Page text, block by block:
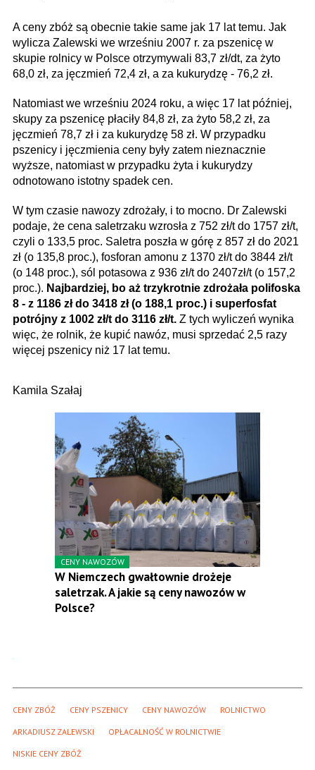
A ceny zbóż są obecnie takie same jak 17 lat temu. Jak
wylicza Zalewski we wrześniu 2007 r. za pszenicę w
skupie rolnicy w Polsce otrzymywali 83,7 zł/dt, za żyto
68,0 zł, za jęczmień 72,4 zł, a za kukurydzę - 76,2 zł.
Natomiast we wrześniu 2024 roku, a więc 17 lat później,
skupy za pszenicę płaciły 84,8 zł, za żyto 58,2 zł, za
jęczmień 78,7 zł i za kukurydzę 58 zł. W przypadku
pszenicy i jęczmienia ceny były zatem nieznacznie
wyższe, natomiast w przypadku żyta i kukurydzy
odnotowano istotny spadek cen.
W tym czasie nawozy zdrożały, i to mocno. Dr Zalewski
podaje, że cena saletrzaku wzrosła z 752 zł/t do 1757 zł/t,
czyli o 133,5 proc. Saletra poszła w górę z 857 zł do 2021
zł (o 135,8 proc.), fosforan amonu z 1370 zł/t do 3844 zł/t
(o 148 proc.), sól potasowa z 936 zł/t do 2407zł/t (o 157,2
proc.). Najbardziej, bo aż trzykrotnie zdrożała polifoska
8 - z 1186 zł do 3418 zł (o 188,1 proc.) i superfosfat
potrójny z 1002 zł/t do 3116 zł/t. Z tych wyliczeń wynika
więc, że rolnik, że kupić nawóz, musi sprzedać 2,5 razy
więcej pszenicy niż 17 lat temu.
Kamila Szałaj
CENY NAWOZÓW
W Niemczech gwałtownie drożeje
saletrzak. A jakie są ceny nawozów w
Polsce?
CENY ZBÓŻ CENY PSZENICY CENY NAWOZÓW ROLNICTWO
ARKADIUSZ ZALEWSKI OPŁACALNOŚĆ W ROLNICTWIE
NISKIE CENY ZBÓŻ